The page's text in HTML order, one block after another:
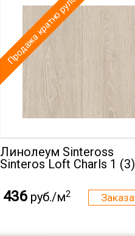
Продажа кратно рулонам
Линолеум Sinteross
Sinteros Loft Charls 1 (3)
436 руб./м2